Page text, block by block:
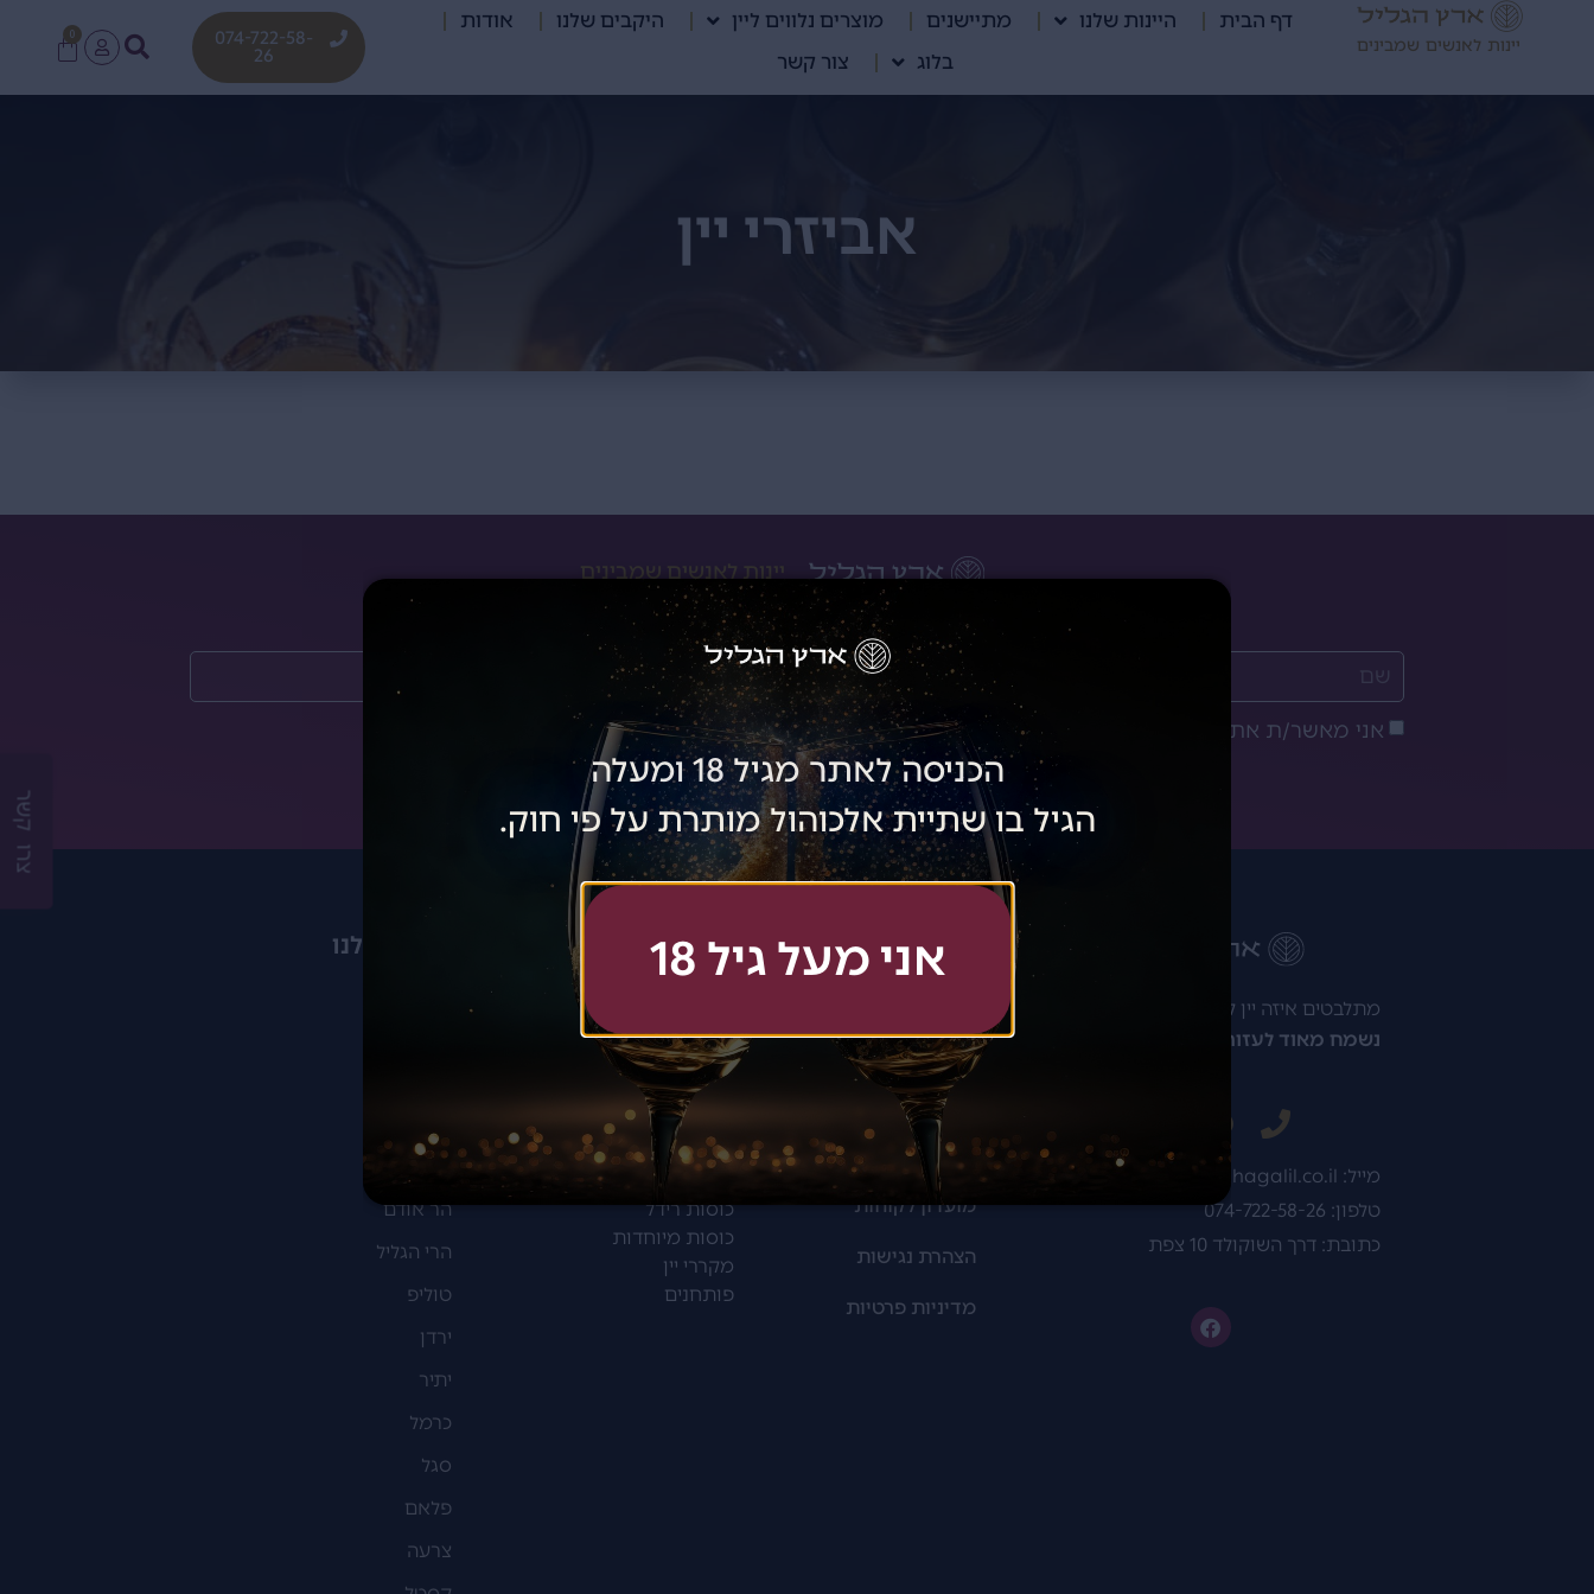
יינות לאנשים שמבינים
דף הבית היינות שלנו מתיישנים מוצרים נלווים ליין היקבים שלנו
אודות
בלוג
צור קשר
074-722-58-
26
0
אביזרי יין
יינות לאנשים שמבינים
שווה להרשם לניוזלטר שלנו ולקבל מבצעים והנחות למייל!
אני מאשר/ת את מדיניות הפרטיות
הצטרפתי!
מתלבטים איזה יין לקנות? רוצים להתייעץ?
נשמח מאוד לעזור לכם!
מייל: Michaelp@erezhagalil.co.il
טלפון: 074-722-58-26
כתובת: דרך השוקולד 10 צפת
קישורים לעזרתך
קופה
סל קניות
תקנון אתר
מועדון לקוחות
הצהרת נגישות
מדיניות פרטיות
היינות שלנו
יין רוזה
מתיישנים
אביזרי יין
כוסות רידל
כוסות מיוחדות
מקררי יין
פותחנים
היקבים שלנו
הר אודם
הרי הגליל
טוליפ
ירדן
יתיר
כרמל
סגל
פלאם
צרעה
צרו קשר
הכניסה לאתר מגיל 18 ומעלה
הגיל בו שתיית אלכוהול מותרת על פי חוק.
אני מעל גיל 18